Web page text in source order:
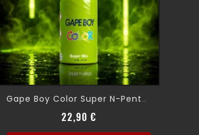
Gape Boy Color Super N-Pentyl 30ml
22,90 €